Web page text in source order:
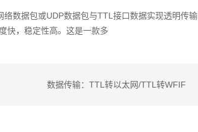
数据包或UDP数据包与TTL接口数据实现透明传
快，稳定性高。这是一款多
数据传输：TTL转以太网/TTL转WFIF